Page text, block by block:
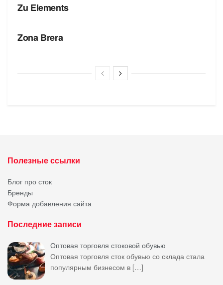
Zu Elements
Zona Brera
Полезные ссылки
Блог про сток
Бренды
Форма добавления сайта
Последние записи
Оптовая торговля стоковой обувью
Оптовая торговля сток обувью со склада стала
популярным бизнесом в […]